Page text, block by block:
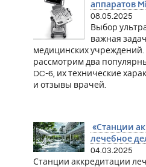
аппаратов
08.05.2025
Выбор
важная
медицинских учреждений.
рассмотрим два
DC-6, их технические
и отзывы врачей.
«Станции
лечебное
04.03.2025
Станции аккредитации